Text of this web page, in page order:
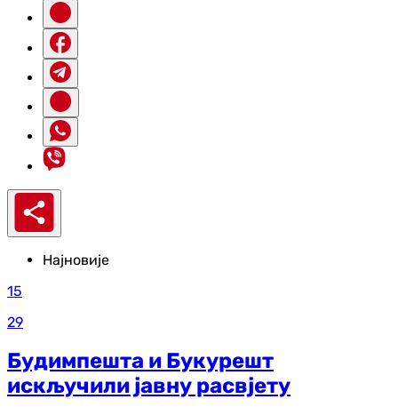
Најновије
15
29
Будимпешта и Букурешт
искључили јавну расвјету